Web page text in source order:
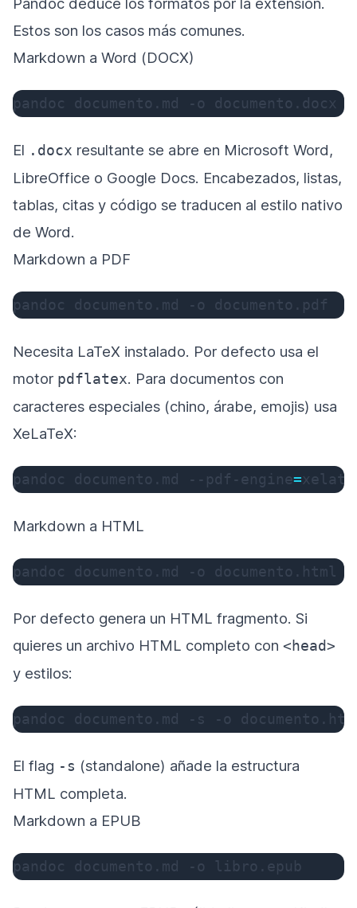
Estos son los casos más comunes.
Markdown a Word (DOCX)
pandoc documento.md -o documento.docx
El .docx resultante se abre en Microsoft Word,
LibreOffice o Google Docs. Encabezados, listas,
tablas, citas y código se traducen al estilo nativo
de Word.
Markdown a PDF
pandoc documento.md -o documento.pdf
Necesita LaTeX instalado. Por defecto usa el
motor pdflatex. Para documentos con
caracteres especiales (chino, árabe, emojis) usa
XeLaTeX:
pandoc documento.md --pdf-engine=
Markdown a HTML
pandoc documento.md -o documento.html
Por defecto genera un HTML fragmento. Si
quieres un archivo HTML completo con <head>
y estilos:
pandoc documento.md -s -o
El flag -s (standalone) añade la estructura
HTML completa.
Markdown a EPUB
pandoc documento.md -o libro.epub